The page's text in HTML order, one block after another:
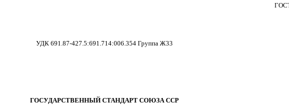
УДК 691.87-427.5:691.714:006.354 Группа Ж33
ГОСУДАРСТВЕННЫЙ СТАНДАРТ СОЮЗА ССР